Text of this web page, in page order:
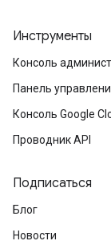
Инструменты
Консоль
Панель
Консоль Google
Проводник API
Подписаться
Блог
Новости